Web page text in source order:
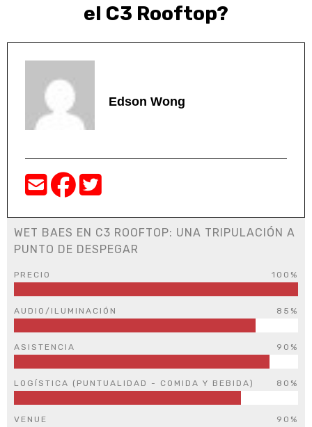
el C3 Rooftop?
Edson Wong
WET BAES EN C3 ROOFTOP: UNA TRIPULACIÓN A
PUNTO DE DESPEGAR
PRECIO 100%
AUDIO/ILUMINACIÓN 85%
ASISTENCIA 90%
LOGÍSTICA (PUNTUALIDAD - COMIDA Y BEBIDA) 80%
VENUE 90%